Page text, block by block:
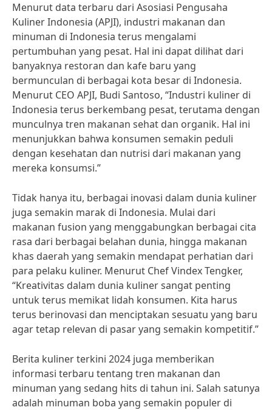
Menurut data terbaru dari Asosiasi Pengusaha
Kuliner Indonesia (APJI), industri makanan dan
minuman di Indonesia terus mengalami
pertumbuhan yang pesat. Hal ini dapat dilihat dari
banyaknya restoran dan kafe baru yang
bermunculan di berbagai kota besar di Indonesia.
Menurut CEO APJI, Budi Santoso, “Industri kuliner di
Indonesia terus berkembang pesat, terutama dengan
munculnya tren makanan sehat dan organik. Hal ini
menunjukkan bahwa konsumen semakin peduli
dengan kesehatan dan nutrisi dari makanan yang
mereka konsumsi.”
Tidak hanya itu, berbagai inovasi dalam dunia kuliner
juga semakin marak di Indonesia. Mulai dari
makanan fusion yang menggabungkan berbagai cita
rasa dari berbagai belahan dunia, hingga makanan
khas daerah yang semakin mendapat perhatian dari
para pelaku kuliner. Menurut Chef Vindex Tengker,
“Kreativitas dalam dunia kuliner sangat penting
untuk terus memikat lidah konsumen. Kita harus
terus berinovasi dan menciptakan sesuatu yang baru
agar tetap relevan di pasar yang semakin kompetitif.”
Berita kuliner terkini 2024 juga memberikan
informasi terbaru tentang tren makanan dan
minuman yang sedang hits di tahun ini. Salah satunya
adalah minuman boba yang semakin populer di